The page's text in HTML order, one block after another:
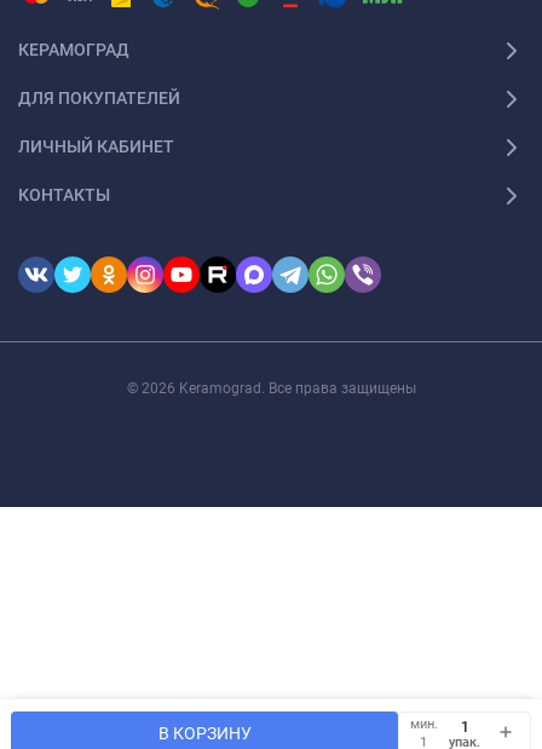
В КОРЗИНУ
мин.
1
упак.
КЕРАМОГРАД
ДЛЯ ПОКУПАТЕЛЕЙ
ЛИЧНЫЙ КАБИНЕТ
КОНТАКТЫ
© 2026 Keramograd. Все права защищены
Мы используем файлы cookie, чтобы сайт был лучше для
OK